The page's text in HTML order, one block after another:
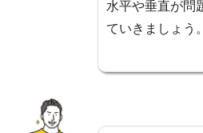
水平や垂直が問
ていきましょう。